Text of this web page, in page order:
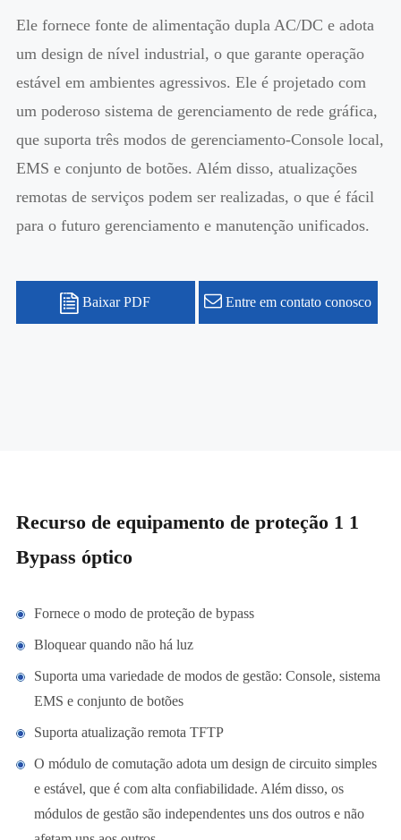
Ele fornece fonte de alimentação dupla AC/DC e adota
um design de nível industrial, o que garante operação
estável em ambientes agressivos. Ele é projetado com
um poderoso sistema de gerenciamento de rede gráfica,
que suporta três modos de gerenciamento-Console local,
EMS e conjunto de botões. Além disso, atualizações
remotas de serviços podem ser realizadas, o que é fácil
para o futuro gerenciamento e manutenção unificados.
Baixar PDF Entre em contato conosco
Recurso de equipamento de proteção 1 1
Bypass óptico
Fornece o modo de proteção de bypass
Bloquear quando não há luz
Suporta uma variedade de modos de gestão: Console, sistema
EMS e conjunto de botões
Suporta atualização remota TFTP
O módulo de comutação adota um design de circuito simples
e estável, que é com alta confiabilidade. Além disso, os
módulos de gestão são independentes uns dos outros e não